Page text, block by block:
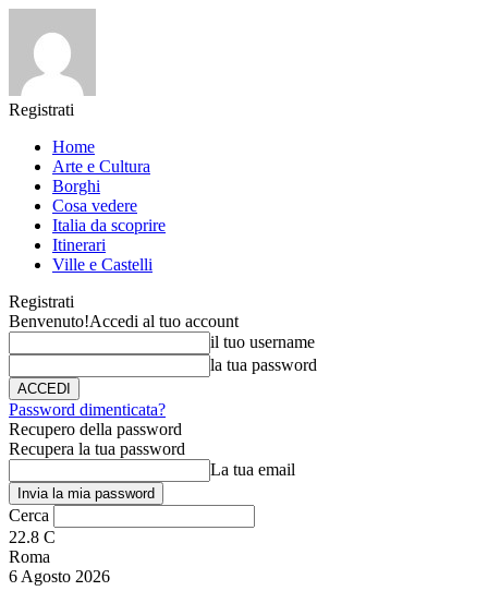
Registrati
Home
Arte e Cultura
Borghi
Cosa vedere
Italia da scoprire
Itinerari
Ville e Castelli
Registrati
Benvenuto!Accedi al tuo account
il tuo username
la tua password
Password dimenticata?
Recupero della password
Recupera la tua password
La tua email
Cerca
22.8 C
Roma
6 Agosto 2026